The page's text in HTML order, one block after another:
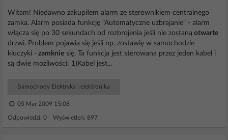
Witam! Niedawno zakupiłem alarm ze sterownikiem centralnego
zamka. Alarm posiada funkcję "Automatyczne uzbrajanie" - alarm
włącza się po 30 sekundach od rozbrojenia jeśli nie zostaną otwarte
drzwi. Problem pojawia się jeśli np. zostawię w samochodzie
kluczyki - zamknie się. Ta funkcja jest sterowana przez jeden kabel i
są dwie możliwości: 1)Kabel jest...
Samochody Elektryka i elektronika
05 Mar 2009 15:08
Odpowiedzi: 0 Wyświetleń: 897